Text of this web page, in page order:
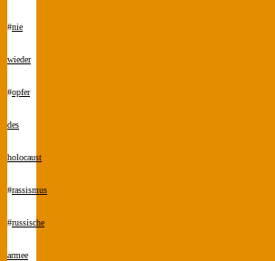
#nie
wieder
#opfer
des
holocaust
#rassismus
#russische
armee